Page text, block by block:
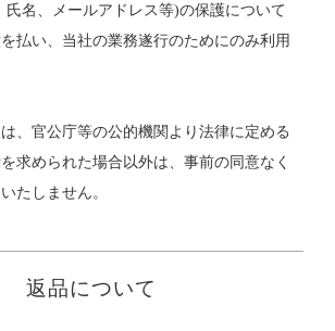
氏名、メールアドレス等)の保護について
払い、当社の業務遂行のためにのみ利用
、官公庁等の公的機関より法律に定める
求められた場合以外は、事前の同意なく
たしません。
返品について